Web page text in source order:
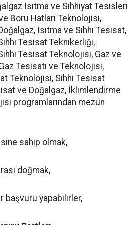
Isıtma ve Sıhhiyat Tesisleri
Boru Hatları Teknolojisi,
Isıtma ve Sıhhi Tesisat,
Tesisat Teknikerliği,
Tesisat Teknolojisi, Gaz ve
Tesisatı ve Teknolojisi,
Teknolojisi, Sıhhi Tesisat
ve Doğalgaz, İklimlendirme
programlarından mezun
sahip olmak,
doğmak,
başvuru yapabilirler,